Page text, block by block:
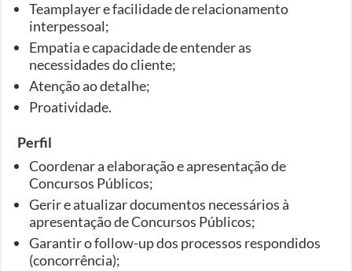
Teamplayer e facilidade de relacionamento
interpessoal;
Empatia e capacidade de entender as
necessidades do cliente;
Atenção ao detalhe;
Proatividade.
Perfil
Coordenar a elaboração e apresentação de
Concursos Públicos;
Gerir e atualizar documentos necessários à
apresentação de Concursos Públicos;
Garantir o follow-up dos processos respondidos
(concorrência);